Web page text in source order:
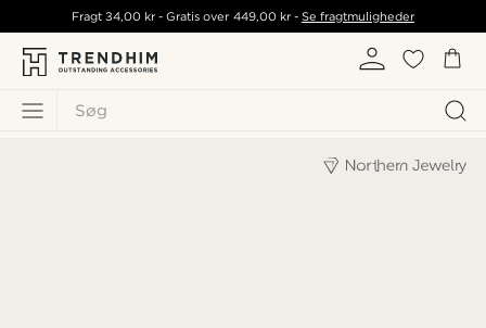
Søg
Fragt34,00 kr - Gratis over 449,00 kr- Se fragtmuligheder